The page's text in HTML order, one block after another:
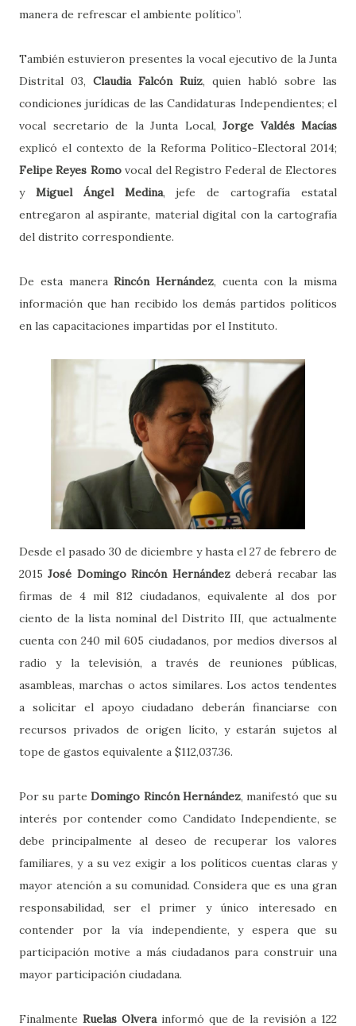
manera de refrescar el ambiente político”.
También estuvieron presentes la vocal ejecutivo de la Junta
Distrital 03, Claudia Falcón Ruiz, quien habló sobre las
condiciones jurídicas de las Candidaturas Independientes; el
vocal secretario de la Junta Local, Jorge Valdés Macías
explicó el contexto de la Reforma Político-Electoral 2014;
Felipe Reyes Romovocal del Registro Federal de Electores
y Miguel Ángel Medina, jefe de cartografía estatal
entregaron al aspirante, material digital con la cartografía
del distrito correspondiente.
De esta maneraRincón Hernández, cuenta con la misma
información que han recibido los demás partidos políticos
en las capacitaciones impartidas por el Instituto.
Desde el pasado 30 de diciembre y hasta el 27 de febrero de
2015José Domingo Rincón Hernándezdeberá recabar las
firmas de 4 mil 812 ciudadanos, equivalente al dos por
ciento de la lista nominal del Distrito III, que actualmente
cuenta con 240 mil 605 ciudadanos, por medios diversos al
radio y la televisión, a través de reuniones públicas,
asambleas, marchas o actos similares. Los actos tendentes
a solicitar el apoyo ciudadano deberán financiarse con
recursos privados de origen lícito, y estarán sujetos al
tope de gastos equivalente a $112,037.36.
Por su parte Domingo Rincón Hernández, manifestó que su
interés por contender como Candidato Independiente, se
debe principalmente al deseo de recuperar los valores
familiares, y a su vez exigir a los políticos cuentas claras y
mayor atención a su comunidad. Considera que es una gran
responsabilidad, ser el primer y único interesado en
contender por la vía independiente, y espera que su
participación motive a más ciudadanos para construir una
mayor participación ciudadana.
Finalmente Ruelas Olverainformó que de la revisión a 122